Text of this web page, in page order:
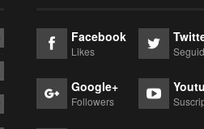
Facebook
Likes
Google+
Followers